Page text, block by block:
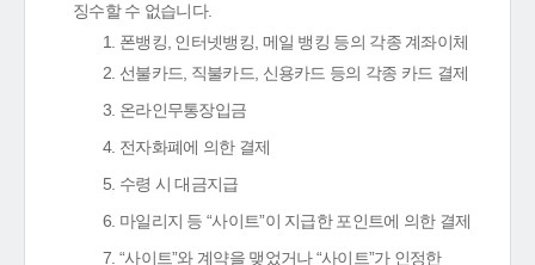
징수할 수 없습니다.
1. 폰뱅킹, 인터넷뱅킹, 메일 뱅킹 등의 각종 계좌이체
2. 선불카드, 직불카드, 신용카드 등의 각종 카드 결제
3. 온라인무통장입금
4. 전자화폐에 의한 결제
5. 수령 시 대금지급
6. 마일리지 등 “사이트”이 지급한 포인트에 의한 결제
7. “사이트”와 계약을 맺었거나 “사이트”가 인정한